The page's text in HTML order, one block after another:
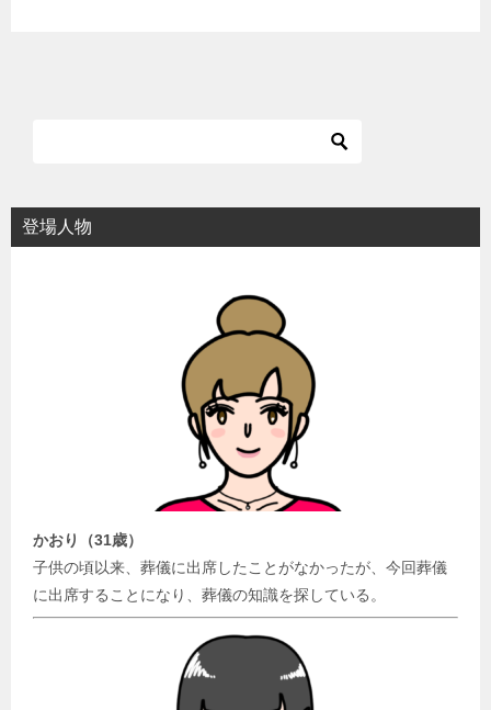
登場人物
かおり（31歳）
子供の頃以来、葬儀に出席したことがなかったが、今回葬儀
に出席することになり、葬儀の知識を探している。